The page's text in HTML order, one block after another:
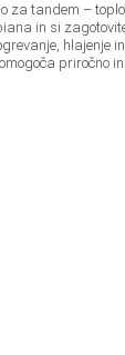
za tandem –
in si
hlajenje
priročno